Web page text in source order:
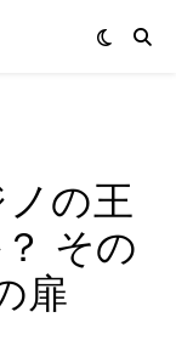
の王
その
扉